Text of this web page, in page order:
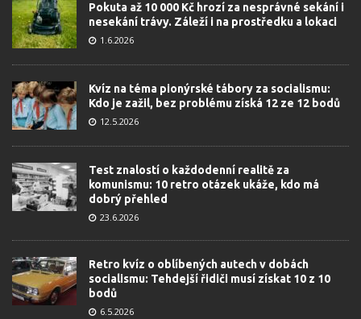
Pokuta až 10 000 Kč hrozí za nesprávné sekání i
nesekání trávy. Záleží i na prostředku a lokaci
1.6.2026
Kvíz na téma pionýrské tábory za socialismu:
Kdo je zažil, bez problému získá 12 ze 12 bodů
12.5.2026
Test znalostí o každodenní realitě za
komunismu: 10 retro otázek ukáže, kdo má
dobrý přehled
23.6.2026
Retro kvíz o oblíbených autech v dobách
socialismu: Tehdejší řidiči musí získat 10 z 10
bodů
6.5.2026